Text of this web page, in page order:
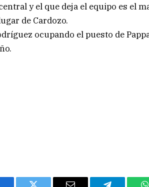
y el que deja el equipo es el
de Cardozo.
ocupando el puesto de